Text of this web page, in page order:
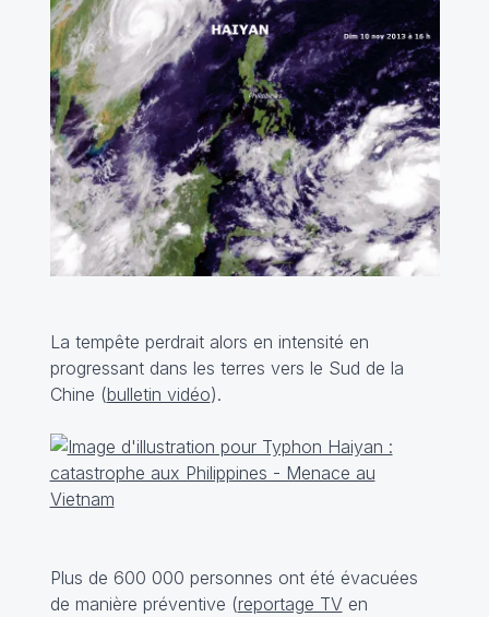
La tempête perdrait alors en intensité en
progressant dans les terres vers le Sud de la
Chine (bulletin vidéo).
Plus de 600 000 personnes ont été évacuées
de manière préventive (reportage TVen